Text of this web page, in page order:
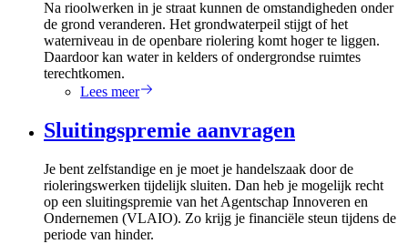
Na rioolwerken in je straat kunnen de omstandigheden onder
de grond veranderen. Het grondwaterpeil stijgt of het
waterniveau in de openbare riolering komt hoger te liggen.
Daardoor kan water in kelders of ondergrondse ruimtes
terechtkomen.
Lees meer
Sluitingspremie aanvragen
Je bent zelfstandige en je moet je handelszaak door de
rioleringswerken tijdelijk sluiten. Dan heb je mogelijk recht
op een sluitingspremie van het Agentschap Innoveren en
Ondernemen (VLAIO). Zo krijg je financiële steun tijdens de
periode van hinder.